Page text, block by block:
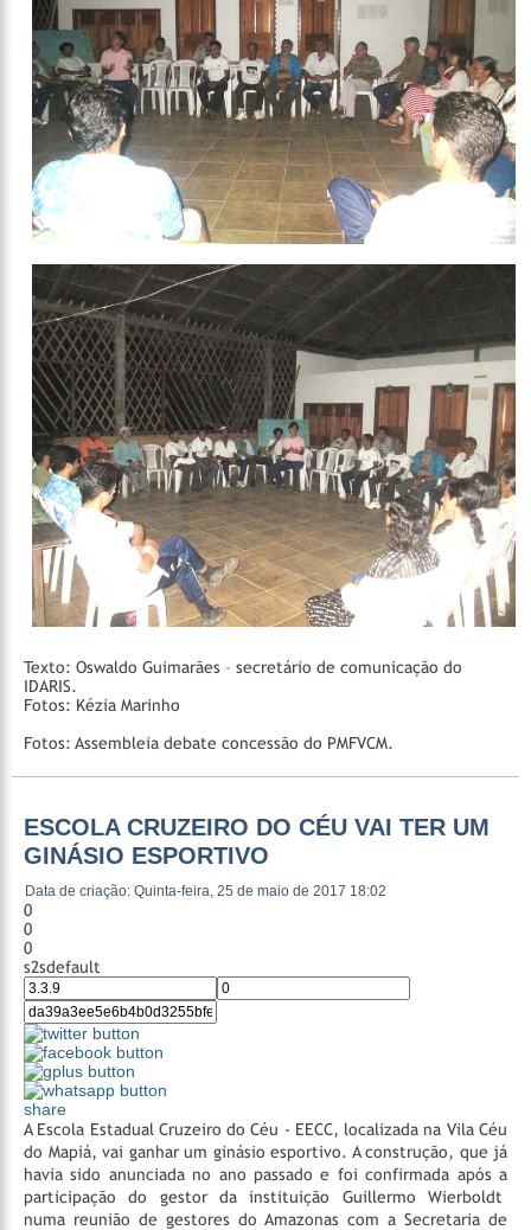
Texto: Oswaldo Guimarães – secretário de comunicação do
IDARIS.
Fotos: Kézia Marinho
Fotos: Assembleia debate concessão do PMFVCM.
ESCOLA CRUZEIRO DO CÉU VAI TER UM
GINÁSIO ESPORTIVO
Data de criação: Quinta-feira, 25 de maio de 2017 18:02
0
0
0
s2sdefault
share
A Escola Estadual Cruzeiro do Céu - EECC, localizada na Vila Céu
do Mapiá, vai ganhar um ginásio esportivo. A construção, que já
havia sido anunciada no ano passado e foi confirmada após a
participação do gestor da instituição Guillermo Wierboldt
numa reunião de gestores do Amazonas com a Secretaria de